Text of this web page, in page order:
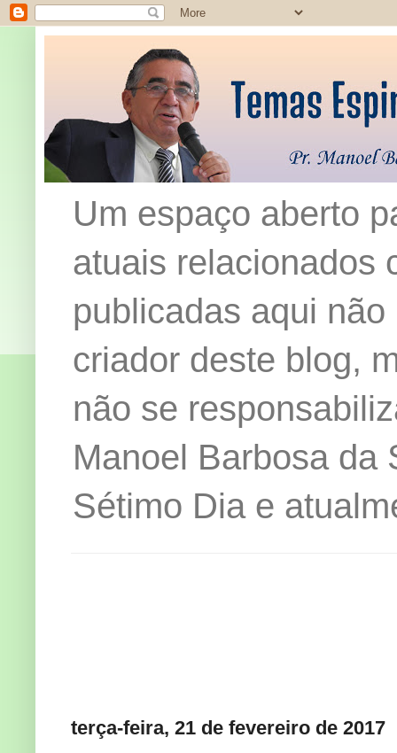
Um espaço aberto
atuais relacionados
publicadas aqui
criador deste blog,
não se
Manoel Barbosa da
Sétimo Dia e
terça-feira, 21 de fevereiro de 2017